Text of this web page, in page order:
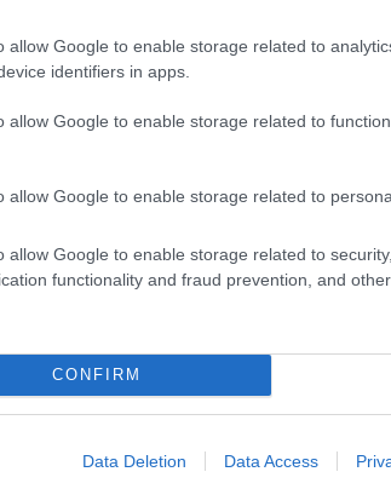
allow Google to enable storage related to
identifiers in apps.
allow Google to enable storage related to
allow Google to enable storage related to
allow Google to enable storage related to
functionality and fraud prevention, and
CONFIRM
Data Deletion Data Access
informális hiánycéllal
forintos deficitet jelentene,
is került.Magyar Péter, a
közösségi oldalán, hogy
is azt mutatják: az idei hiány